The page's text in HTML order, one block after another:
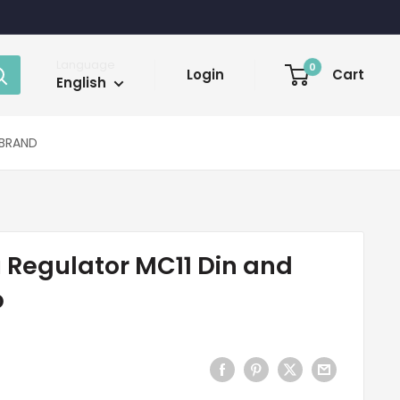
English Login 0 Cart
MC11 Din and